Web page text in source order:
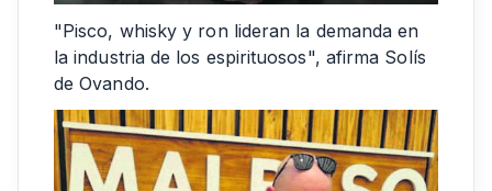
"Pisco, whisky y ron lideran la demanda en
la industria de los espirituosos", afirma Solís
de Ovando.